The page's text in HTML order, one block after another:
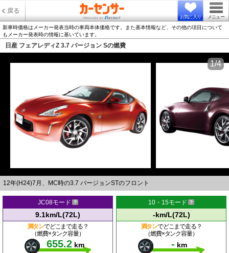
戻る
お気に入り メニュー
新車時価格はメーカー発表当時の車両本体価格です。また基本情報など、その他の項目について
もメーカー発表時の情報に基いています。
日産 フェアレディZ 3.7 バージョン Sの燃費
12年(H24)7月、MC時の3.7 バージョンSTのフロント
1/4
JC08モード
9.1km/L(72L)
満タンでどこまで走る？
（燃費×タンク容量）
655.2 km
10・15モード
-km/L(72L)
満タンでどこまで走る？
（燃費×タンク容量）
- km